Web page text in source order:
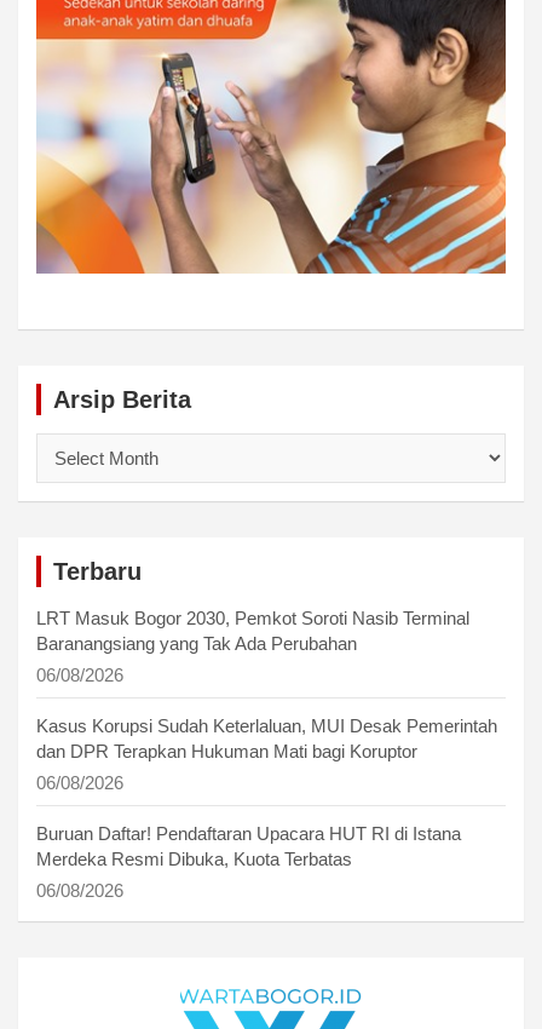
Arsip Berita
Berita
Terbaru
LRT Masuk Bogor 2030, Pemkot Soroti Nasib Terminal
Baranangsiang yang Tak Ada Perubahan
06/08/2026
Kasus Korupsi Sudah Keterlaluan, MUI Desak Pemerintah
dan DPR Terapkan Hukuman Mati bagi Koruptor
06/08/2026
Buruan Daftar! Pendaftaran Upacara HUT RI di Istana
Merdeka Resmi Dibuka, Kuota Terbatas
06/08/2026